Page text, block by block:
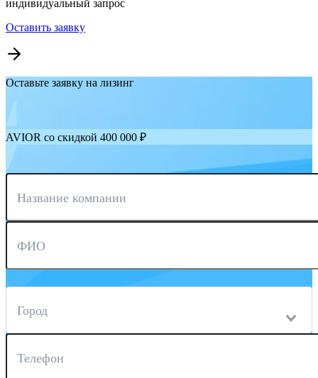
индивидуальный запрос
Оставить заявку
Оставьте заявку на лизинг
AVIOR со скидкой 400 000 ₽
Название компании
ФИО
Город
Телефон